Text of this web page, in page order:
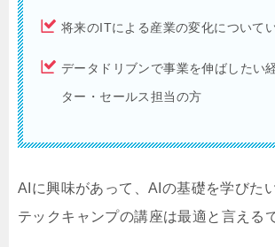
将来のITによる産業の変化について
データドリブンで事業を伸ばしたい
ター・セールス担当の方
AIに興味があって、AIの基礎を学びた
テックキャンプの講座は最適と言える